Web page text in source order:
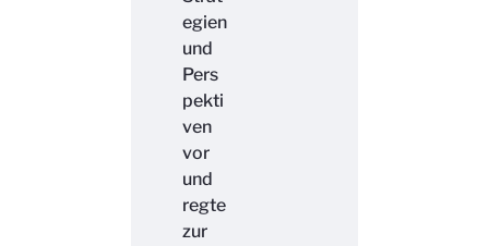
egien
und
Pers
pekti
ven
vor
und
regte
zur